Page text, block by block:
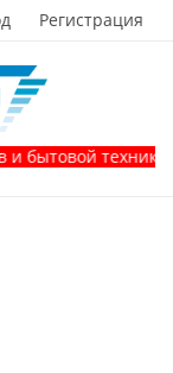
Регистрация
техники!